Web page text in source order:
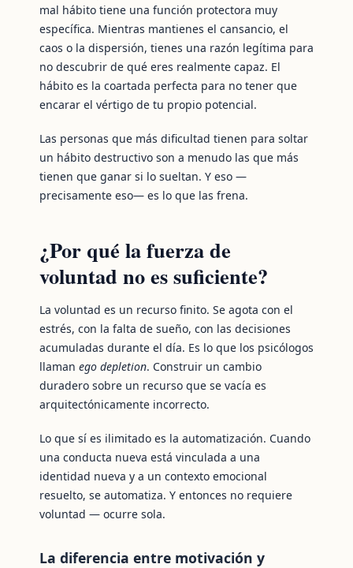
mal hábito tiene una función protectora muy
específica. Mientras mantienes el cansancio, el
caos o la dispersión, tienes una razón legítima para
no descubrir de qué eres realmente capaz. El
hábito es la coartada perfecta para no tener que
encarar el vértigo de tu propio potencial.
Las personas que más dificultad tienen para soltar
un hábito destructivo son a menudo las que más
tienen que ganar si lo sueltan. Y eso —
precisamente eso— es lo que las frena.
¿Por qué la fuerza de
voluntad no es suficiente?
La voluntad es un recurso finito. Se agota con el
estrés, con la falta de sueño, con las decisiones
acumuladas durante el día. Es lo que los psicólogos
llaman ego depletion. Construir un cambio
duradero sobre un recurso que se vacía es
arquitectónicamente incorrecto.
Lo que sí es ilimitado es la automatización. Cuando
una conducta nueva está vinculada a una
identidad nueva y a un contexto emocional
resuelto, se automatiza. Y entonces no requiere
voluntad — ocurre sola.
La diferencia entre motivación y